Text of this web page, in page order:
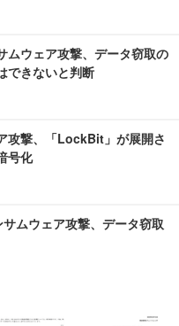
ムウェア攻撃、データ窃取の
できないと判断
攻撃、「LockBit」が展開さ
号化
ムウェア攻撃、データ窃取